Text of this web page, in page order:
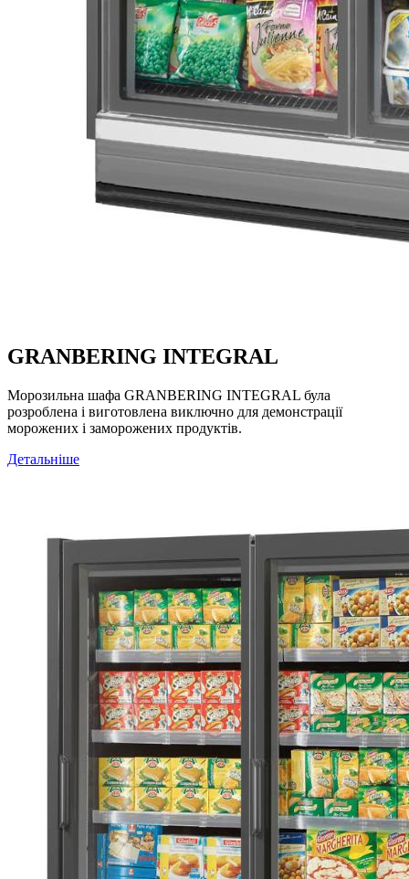
GRANBERING INTEGRAL
Морозильна шафа GRANBERING INTEGRAL була
розроблена і виготовлена виключно для демонстрації
морожених і заморожених продуктів.
Детальніше